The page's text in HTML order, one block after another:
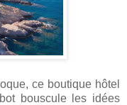
ce boutique hôtel
bouscule les idées